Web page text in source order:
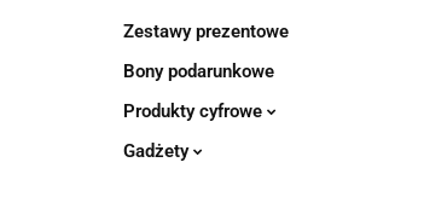
Zestawy prezentowe
Bony podarunkowe
Produkty cyfrowe
Gadżety